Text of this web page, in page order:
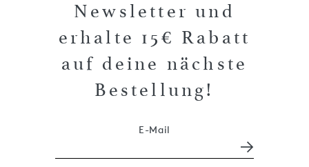
Newsletter und
erhalte 15€ Rabatt
auf deine nächste
Bestellung!
E-Mail